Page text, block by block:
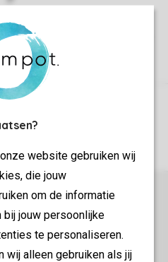
website gebruiken wij
die jouw
om de informatie
bij jouw persoonlijke
te personaliseren.
wij alleen gebruiken als jij
et sécurisées
données